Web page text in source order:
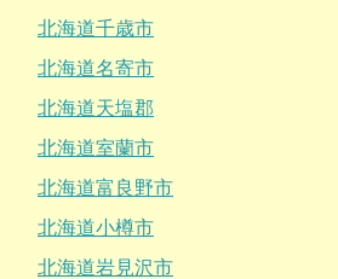
北海道千歳市
北海道名寄市
北海道天塩郡
北海道室蘭市
北海道富良野市
北海道小樽市
北海道岩見沢市